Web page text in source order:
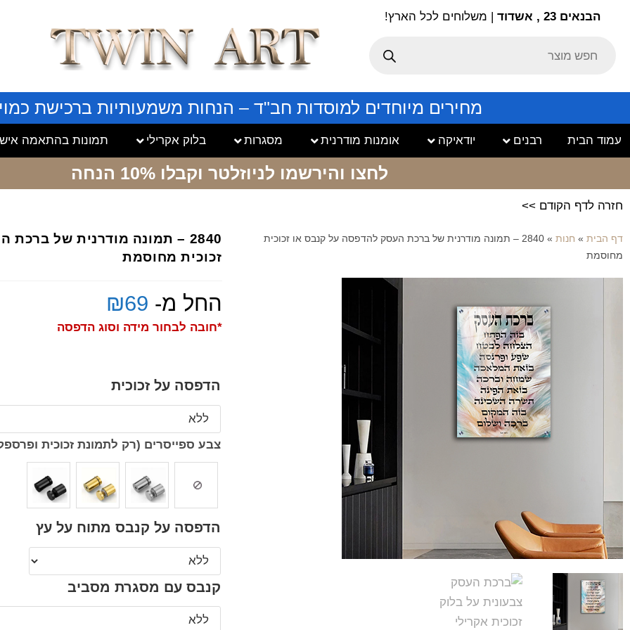
הבנאים 23 , אשדוד | משלוחים לכל הארץ!
מחירים מיוחדים למוסדות חב"ד – הנחות משמעותיות ברכישת
עמוד הבית רבנים יודאיקה אומנות מודרנית מסגרות בלוק אקרילי תמונות בהתאמה
לחצו והירשמו לניוזלטר וקבלו 10% הנחה
חזרה לדף הקודם >>
דף הבית » חנות »
2840 – תמונה מודרנית של ברכת העסק להדפסה על קנבס או זכוכית
מחוסמת
2840 – תמונה מודרנית של
זכוכית מחוסמת
החל מ- ₪69
*חובה לבחור מידה וסוג הדפסה
הדפסה על זכוכית
צבע ספייסרים (רק לתמונת זכוכית
הדפסה על קנבס מתוח על עץ
קנבס עם מסגרת מסביב